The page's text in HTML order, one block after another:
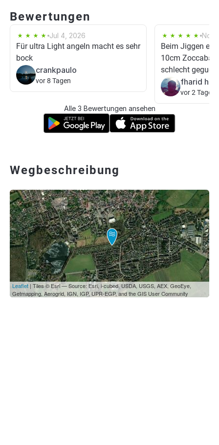
Bewertungen
Jul 4, 2026
Für ultra Light angeln macht es sehr
bock
crankpaulo
vor 8 Tagen
Nov
Beim Jiggen
10cm
schlecht geguckt
fharid
vor 2 Tagen
Alle 3 Bewertungen ansehen
Wegbeschreibung
Leaflet | Tiles © Esri — Source: Esri, i-cubed, USDA, USGS, AEX, GeoEye,
Getmapping, Aerogrid, IGN, IGP, UPR-EGP, and the GIS User Community